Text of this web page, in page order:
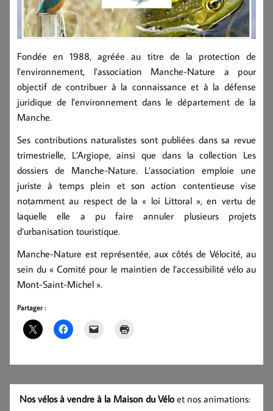
Fondée en 1988, agréée au titre de la protection de
l’environnement, l’association Manche-Nature a pour
objectif de contribuer à la connaissance et à la défense
juridique de l’environnement dans le département de la
Manche.
Ses contributions naturalistes sont publiées dans sa revue
trimestrielle, L’Argiope, ainsi que dans la collection Les
dossiers de Manche-Nature. L’association emploie une
juriste à temps plein et son action contentieuse vise
notamment au respect de la « loi Littoral », en vertu de
laquelle elle a pu faire annuler plusieurs projets
d’urbanisation touristique.
Manche-Nature est représentée, aux côtés de Vélocité, au
sein du « Comité pour le maintien de l’accessibilité vélo au
Mont-Saint-Michel ».
Partager :
Nos vélos à vendre à la Maison du Véloet nos animations: